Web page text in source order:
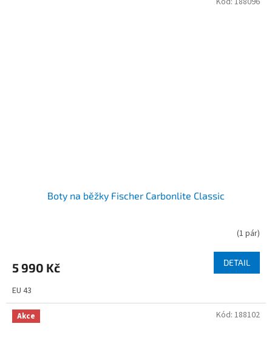
Boty na běžky Fischer Carbonlite Classic
(1 pár)
5 990 Kč DETAIL
EU 43
Akce Kód: 188102